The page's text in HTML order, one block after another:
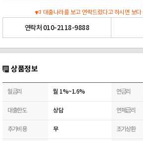
대출나라를 보고 연락드렸다고 하시면 보
연락처 010-2118-9888
상품정보
월금리 월 1%~1.6% 연금리
대출한도 상담 연체금리
추가비용 무 조기상환